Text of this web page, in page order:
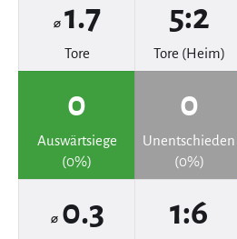
⌀ 1.7
Tore
5:2
Tore (Heim)
0
Auswärtsiege
(0%)
0
Unentschieden
(0%)
⌀ 0.3 1:6